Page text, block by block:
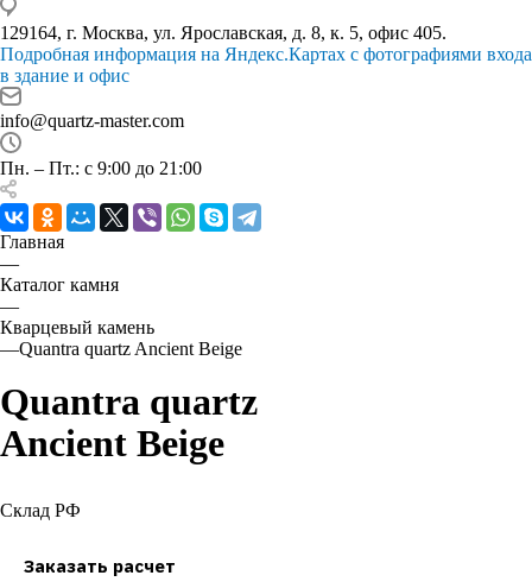
129164, г. Москва, ул. Ярославская, д. 8, к. 5, офис 405.
Подробная информация на Яндекс.Картах с фотографиями входа
в здание и офис
info@quartz-master.com
Пн. – Пт.: с 9:00 до 21:00
Главная
—
Каталог камня
—
Кварцевый камень
—Quantra quartz Ancient Beige
Quantra quartz
Ancient Beige
Склад РФ
Заказать расчет